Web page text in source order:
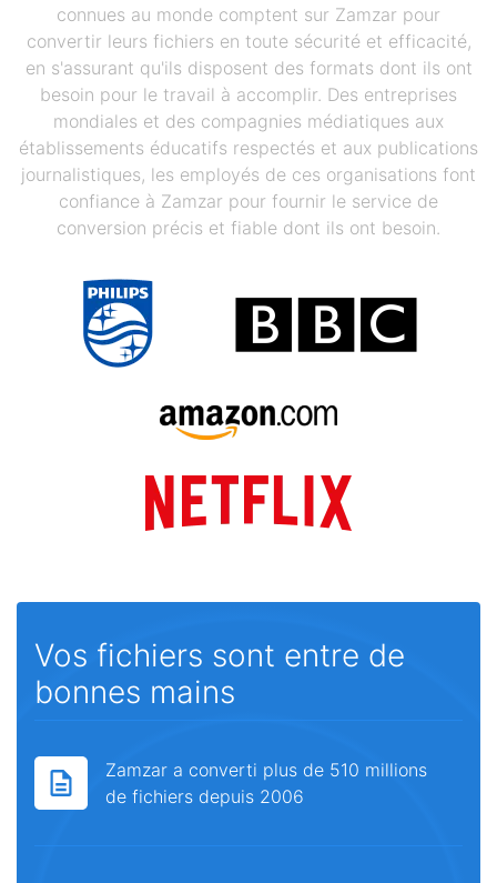
connues au monde comptent sur Zamzar pour
convertir leurs fichiers en toute sécurité et efficacité,
en s'assurant qu'ils disposent des formats dont ils ont
besoin pour le travail à accomplir. Des entreprises
mondiales et des compagnies médiatiques aux
établissements éducatifs respectés et aux publications
journalistiques, les employés de ces organisations font
confiance à Zamzar pour fournir le service de
conversion précis et fiable dont ils ont besoin.
Vos fichiers sont entre de
bonnes mains
Zamzar a converti plus de 510 millions
de fichiers depuis 2006